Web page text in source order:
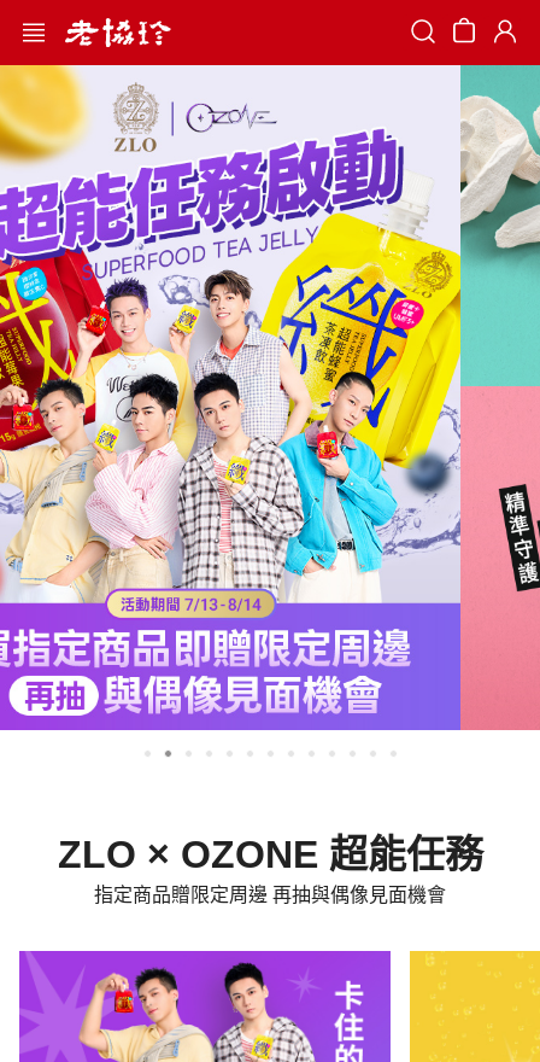
Search
ZLO × OZONE 超能任務
指定商品贈限定周邊 再抽與偶像見面機會